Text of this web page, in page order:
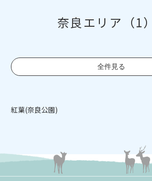
奈良エリア（1）
全件見る
紅葉(奈良公園)